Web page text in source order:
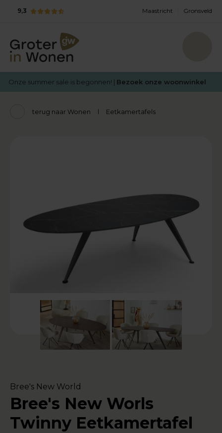
9,3 Maastricht Gronsveld
Onze summer sale is begonnen! | Bezoek onze woonwinkel
terug naar Wonen Eetkamertafels
Bree's New World
Bree's New Worls
Twinny Eetkamertafel